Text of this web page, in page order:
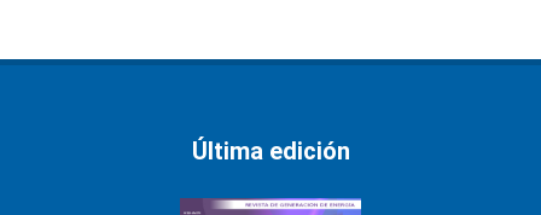
Última edición